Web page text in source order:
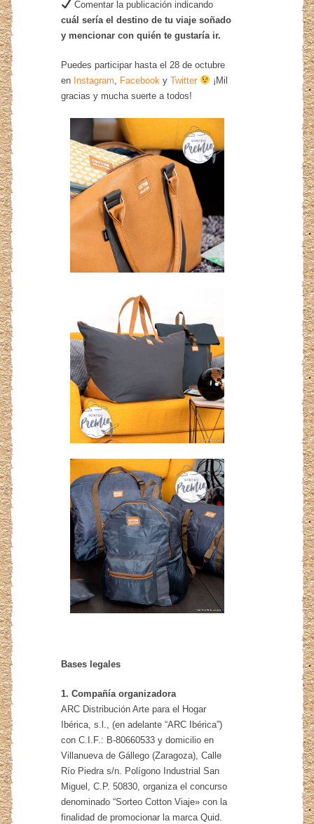
Comentar la publicación indicando
cuál sería el destino de tu viaje soñado
y mencionar con quién te gustaría ir.
Puedes participar hasta el 28 de octubre
en Instagram Facebook yTwitter
¡Mil
gracias y mucha suerte a todos!
Bases legales
1. Compañía organizadora
ARC Distribución Arte para el Hogar
Ibérica, s.l., (en adelante “ARC Ibérica”)
con C.I.F.: B-80660533 y domicilio en
Villanueva de Gállego (Zaragoza), Calle
Río Piedra s/n. Polígono Industrial San
Miguel, C.P. 50830, organiza el concurso
denominado “Sorteo Cotton Viaje» con la
finalidad de promocionar la marca Quid.